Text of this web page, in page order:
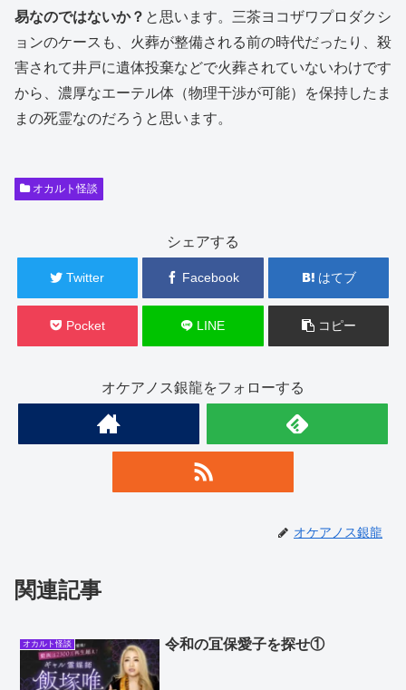
易なのではないか？ と思います。三茶ヨコザワプロダクシ
ョンのケースも、火葬が整備される前の時代だったり、殺
害されて井戸に遺体投棄などで火葬されていないわけです
から、濃厚なエーテル体（物理干渉が可能）を保持したま
まの死霊なのだろうと思います。
オカルト怪談
シェアする
Twitter Facebook はてブ
Pocket LINE コピー
オケアノス銀龍をフォローする
オケアノス銀龍
関連記事
オカルト怪談 令和の冝保愛子を探せ①